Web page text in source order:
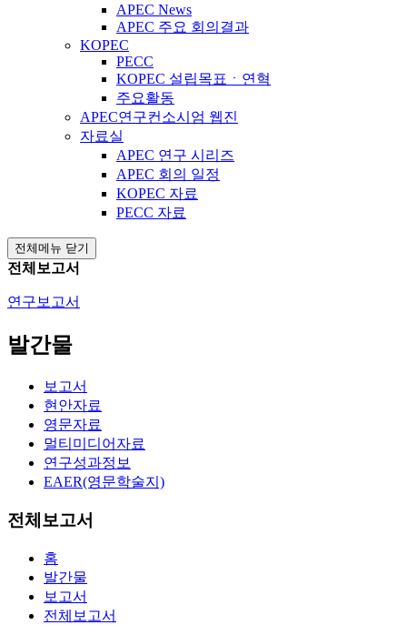
APEC News
APEC 주요 회의결과
KOPEC
PECC
KOPEC 설립목표ㆍ연혁
주요활동
APEC연구컨소시엄 웹진
자료실
APEC 연구 시리즈
APEC 회의 일정
KOPEC 자료
PECC 자료
전체메뉴 닫기
전체보고서
연구보고서
발간물
보고서
현안자료
영문자료
멀티미디어자료
연구성과정보
EAER(영문학술지)
전체보고서
홈
발간물
보고서
전체보고서